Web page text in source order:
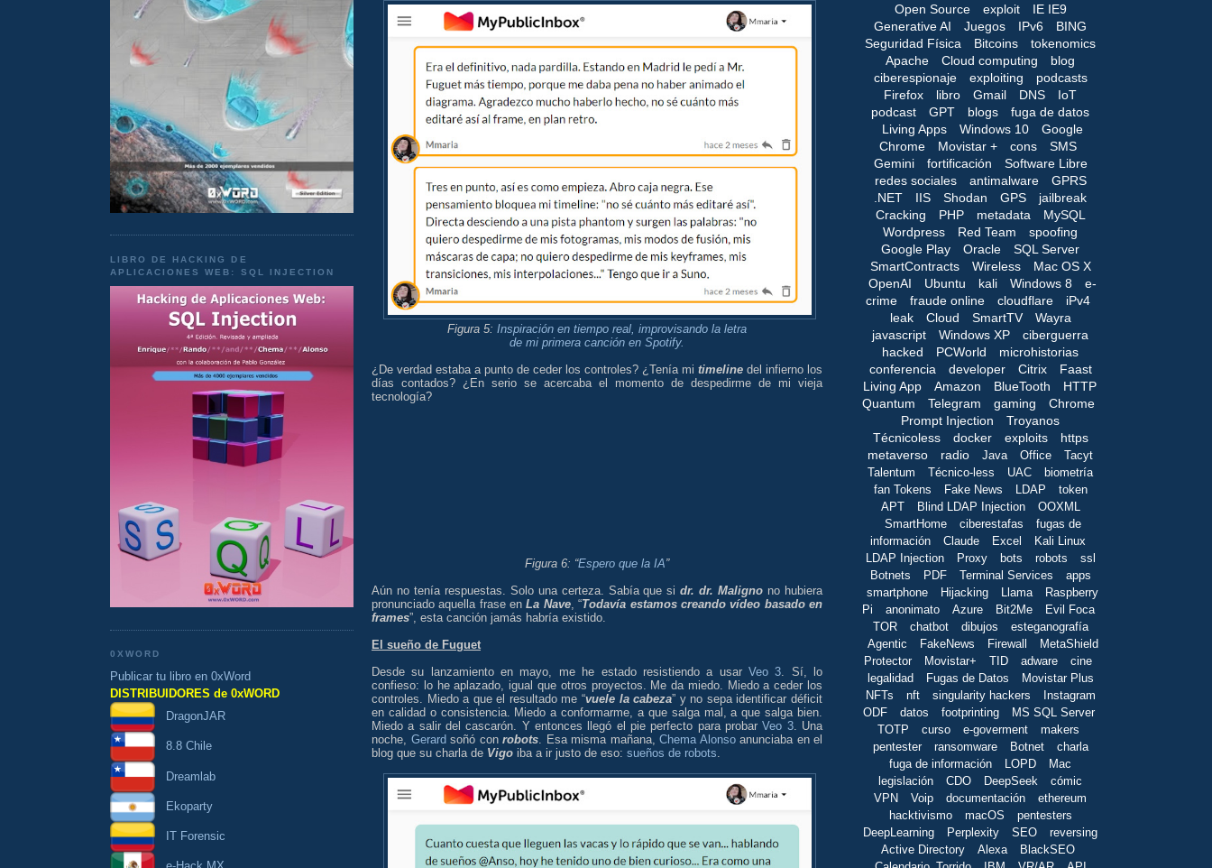
LIBRO DE HACKING DE
APLICACIONES WEB: SQL INJECTION
0XWORD
Publicar tu libro en 0xWord
DISTRIBUIDORES de 0xWORD
DragonJAR
8.8 Chile
Dreamlab
Ekoparty
IT Forensic
Figura 5: Inspiración en tiempo real, improvisando la letra
de mi primera canción en Spotify.
¿De verdad estaba a punto de ceder los controles? ¿Tenía mi timeline del infierno los
días contados? ¿En serio se acercaba el momento de despedirme de mi vieja
tecnología?
Figura 6: “Espero que la IA”
Aún no tenía respuestas. Solo una certeza. Sabía que sidr. dr. Maligno no hubiera
pronunciado aquella frase enLa Nave, “Todavía estamos creando vídeo basado en
frames”, esta canción jamás habría existido.
El sueño de Fuguet
Desde su lanzamiento en mayo, me he estado resistiendo a usar Veo 3. Sí, lo
confieso: lo he aplazado, igual que otros proyectos. Me da miedo. Miedo a ceder los
controles. Miedo a que el resultado me “vuele la cabeza” y no sepa identificar déficit
en calidad o consistencia. Miedo a conformarme, a que salga mal, a que salga bien.
Miedo a salir del cascarón. Y entonces llegó el pie perfecto para probarVeo 3. Una
noche, Gerard soñó con robots. Esa misma mañana, Chema Alonsoanunciaba en el
blog que su charla de Vigo iba a ir justo de eso: sueños de robots.
Open Source
exploit
IE IE9
Generative AI
Juegos IPv6
BING
Seguridad Física
Bitcoins
tokenomics
Apache
Cloud computing
blog
ciberespionaje
exploiting
podcasts
Firefox
libro Gmail DNS
IoT
podcast
GPT blogs
fuga de datos
Living Apps
Windows 10
Google
Chrome
Movistar + cons
SMS
Gemini
fortificación
Software Libre
redes sociales
antimalware
GPRS
.NET
IIS Shodan GPS
jailbreak
Cracking
PHP metadata
MySQL
Wordpress
Red Team
spoofing
Google Play
Oracle
SQL Server
SmartContracts
Wireless
Mac OS X
OpenAI
Ubuntu kali Windows 8
e-
crime
fraude online cloudflare
iPv4
leak
Cloud SmartTV
Wayra
javascript
Windows XP
ciberguerra
hacked
PCWorld
microhistorias
conferencia
developer Citrix
Faast
Living App
Amazon BlueTooth
HTTP
Quantum
Telegram gaming
Chrome
Prompt Injection
Troyanos
Técnicoless
docker exploits
https
metaverso
radio Java Office
Tacyt
Talentum
Técnico-less UAC
biometría
fan Tokens
Fake News LDAP
token
APT
Blind LDAP Injection
OOXML
SmartHome
ciberestafas
fugas de
información
Claude Excel
Kali Linux
LDAP Injection
Proxy bots robots
ssl
Botnets
PDF Terminal Services
apps
smartphone
Hijacking Llama
Raspberry
Pi
anonimato Azure Bit2Me
Evil Foca
TOR
chatbot dibujos
esteganografía
Agentic
FakeNews Firewall
MetaShield
Protector
Movistar+ TID adware
cine
legalidad
Fugas de Datos
Movistar Plus
NFTs
nft singularity hackers
Instagram
ODF
datos footprinting
MS SQL Server
TOTP
curso e-goverment
makers
pentester
ransomware Botnet
charla
fuga de información
LOPD
Mac
legislación
CDO DeepSeek
cómic
VPN
Voip documentación
ethereum
hacktivismo
macOS
pentesters
DeepLearning
Perplexity SEO
reversing
Active Directory
Alexa
BlackSEO